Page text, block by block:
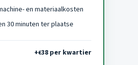
en materiaalkosten
30 minuten ter plaatse
+€38 per kwartier